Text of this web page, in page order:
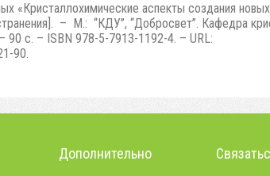
«Кристаллохимические аспекты создания
– М.: “КДУ”, “Добросвет”. Кафедра
90 с. – ISBN 978-5-7913-1192-4. – URL:
90.
Дополнительно